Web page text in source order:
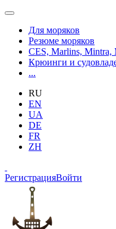
Для моряков
Резюме моряков
CES, Marlins,
Крюинги и
...
RU
EN
UA
DE
FR
ZH
РегистрацияВойти